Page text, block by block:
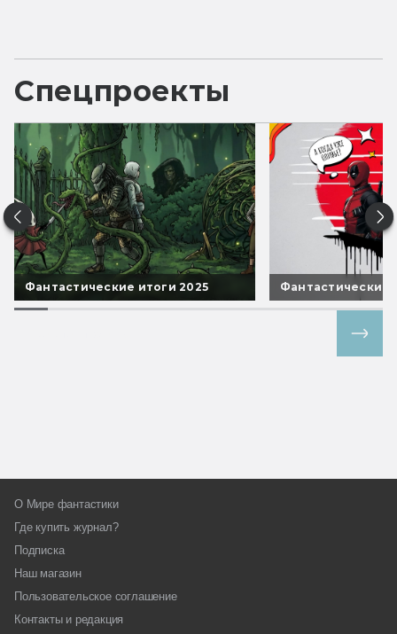
Спецпроекты
Фантастические итоги 2025 Фантастические
О Мире фантастики
Где купить журнал?
Подписка
Наш магазин
Пользовательское соглашение
Контакты и редакция